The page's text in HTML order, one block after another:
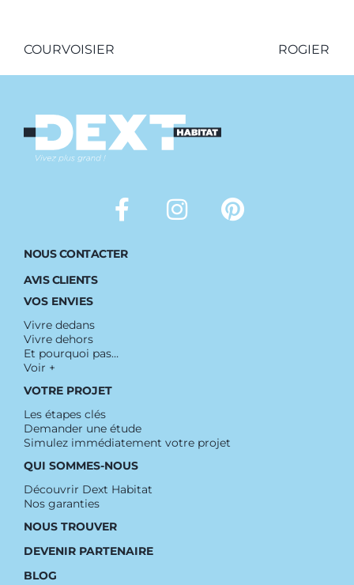
COURVOISIER ROGIER
NOUS CONTACTER
AVIS CLIENTS
VOS ENVIES
Vivre dedans
Vivre dehors
Et pourquoi pas…
Voir +
VOTRE PROJET
Les étapes clés
Demander une étude
Simulez immédiatement votre projet
QUI SOMMES-NOUS
Découvrir Dext Habitat
Nos garanties
NOUS TROUVER
DEVENIR PARTENAIRE
BLOG